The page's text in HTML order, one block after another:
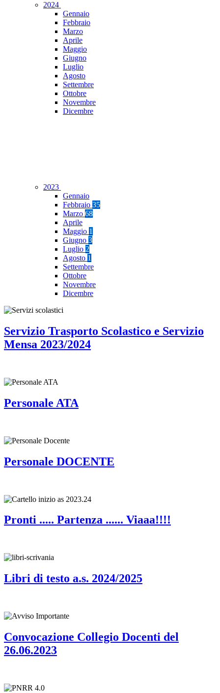
2024
Gennaio
Febbraio
Marzo
Aprile
Maggio
Giugno
Luglio
Agosto
Settembre
Ottobre
Novembre
Dicembre
2023
Gennaio
Febbraio 35
Marzo 68
Aprile
Maggio 1
Giugno 3
Luglio 2
Agosto 1
Settembre
Ottobre
Novembre
Dicembre
Servizio Trasporto Scolastico e Servizio
Mensa 2023/2024
Personale ATA
Personale DOCENTE
Pronti ..... Partenza ...... Viaaa!!!!
Libri di testo a.s. 2024/2025
Convocazione Collegio Docenti del
26.06.2023